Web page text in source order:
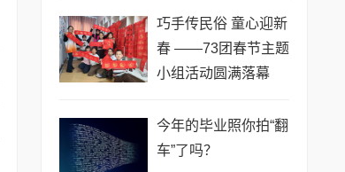
巧手传民俗 童心迎新
春 ——73团春节主题
小组活动圆满落幕
今年的毕业照你拍“翻
车”了吗？